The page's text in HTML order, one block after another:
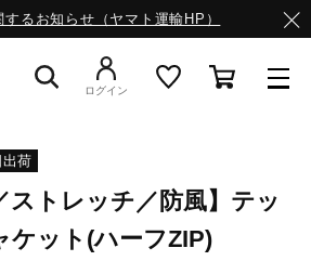
るお知らせ（ヤマト運輸HP）
イルウエア
ログイン
出荷
ストレッチ／防風】テッ
ケット(ハーフZIP)